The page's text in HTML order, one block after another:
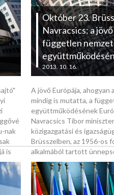
nak
is
Október 23.
Navracsics: a
független
2013. 10. 16.
A jövő Európája,
mindig is mutatta, a
együttműködésének
Navracsics Tibor
közigazgatási és
Brüsszelben, az 1956-os
alkalmából tartott